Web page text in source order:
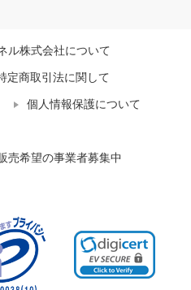
ル株式会社について
定商取引法に関して
個人情報保護について
売希望の事業者募集中